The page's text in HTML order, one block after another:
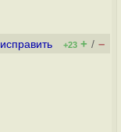
исправить +23 + / –